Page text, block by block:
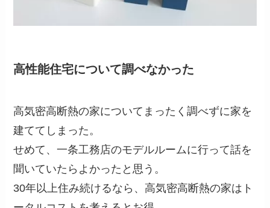
高性能住宅について調べなかった
高気密高断熱の家についてまったく調べずに家を
建ててしまった。
せめて、一条工務店のモデルルームに行って話を
聞いていたらよかったと思う。
30年以上住み続けるなら、高気密高断熱の家はト